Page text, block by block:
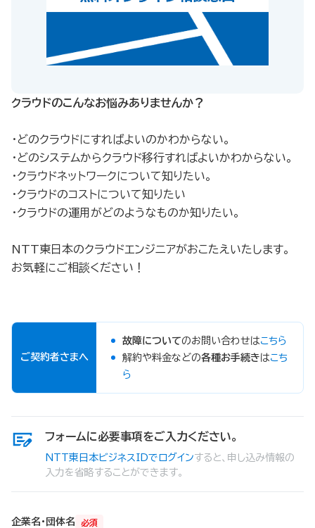
クラウドのこんなお悩みありませんか？
・どのクラウドにすればよいのかわからない。
・どのシステムからクラウド移行すればよいかわからない。
・クラウドネットワークについて知りたい。
・クラウドのコストについて知りたい
・クラウドの運用がどのようなものか知りたい。
NTT東日本のクラウドエンジニアがおこたえいたします。
お気軽にご相談ください！
ご契約者さまへ
故障についてのお問い合わせはこちら
解約や料金などの各種お手続きはこち
ら
フォームに必要事項をご入力ください。
NTT東日本ビジネスIDでログインすると、申し込み情報の
入力を省略することができます。
必須
企業名・団体名